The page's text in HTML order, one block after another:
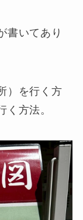
書いてあり
）を行く方
く方法。